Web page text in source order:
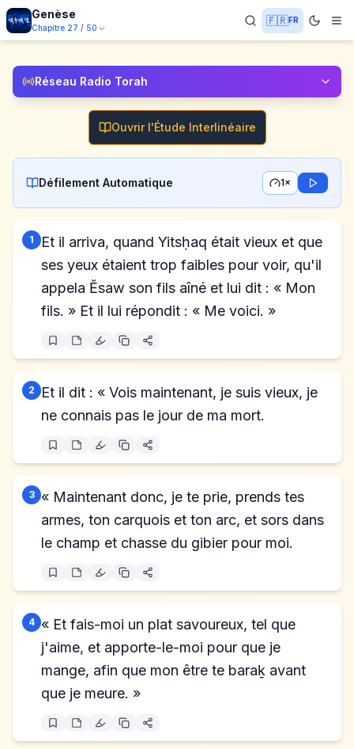
Genèse
Chapitre 27 / 50
🇫🇷FR
Réseau Radio Torah
Ouvrir l'Étude Interlinéaire
Défilement Automatique 1×
1
Et il arriva, quand Yitsḥaq était vieux et que
ses yeux étaient trop faibles pour voir, qu'il
appela Ĕsaw son fils aîné et lui dit : « Mon
fils. » Et il lui répondit : « Me voici. »
2
Et il dit : « Vois maintenant, je suis vieux, je
ne connais pas le jour de ma mort.
3
« Maintenant donc, je te prie, prends tes
armes, ton carquois et ton arc, et sors dans
le champ et chasse du gibier pour moi.
4 « Et fais-moi un plat savoureux, tel que
j'aime, et apporte-le-moi pour que je
mange, afin que mon être te baraḵ avant
que je meure. »